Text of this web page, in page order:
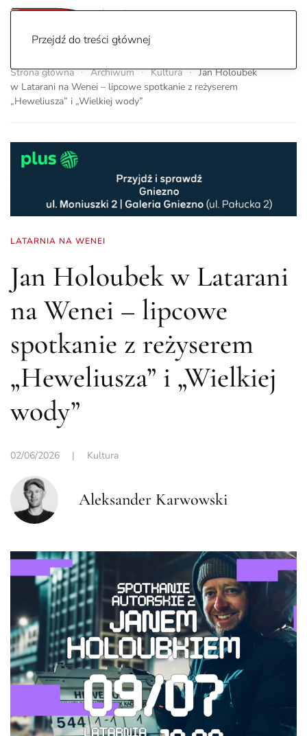
Przejdź do treści głównej
Strona główna Archiwum Kultura
Jan Holoubek
w Latarani na Wenei – lipcowe spotkanie z reżyserem
„Heweliusza” i „Wielkiej wody”
LATARNIA NA WENEI
Jan Holoubek w Latarani
na Wenei – lipcowe
spotkanie z reżyserem
„Heweliusza” i „Wielkiej
wody”
02/06/2026 | Kultura
Aleksander Karwowski